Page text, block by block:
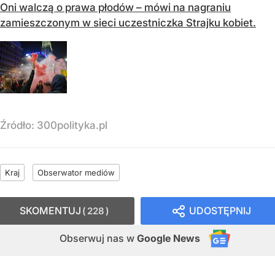
Oni walczą o prawa płodów – mówi na nagraniu
zamieszczonym w sieci uczestniczka Strajku kobiet.
Źródło: 300polityka.pl
Kraj Obserwator mediów
UDOSTĘPNIJ
Obserwuj nas w Google News
SKOMENTUJ 228